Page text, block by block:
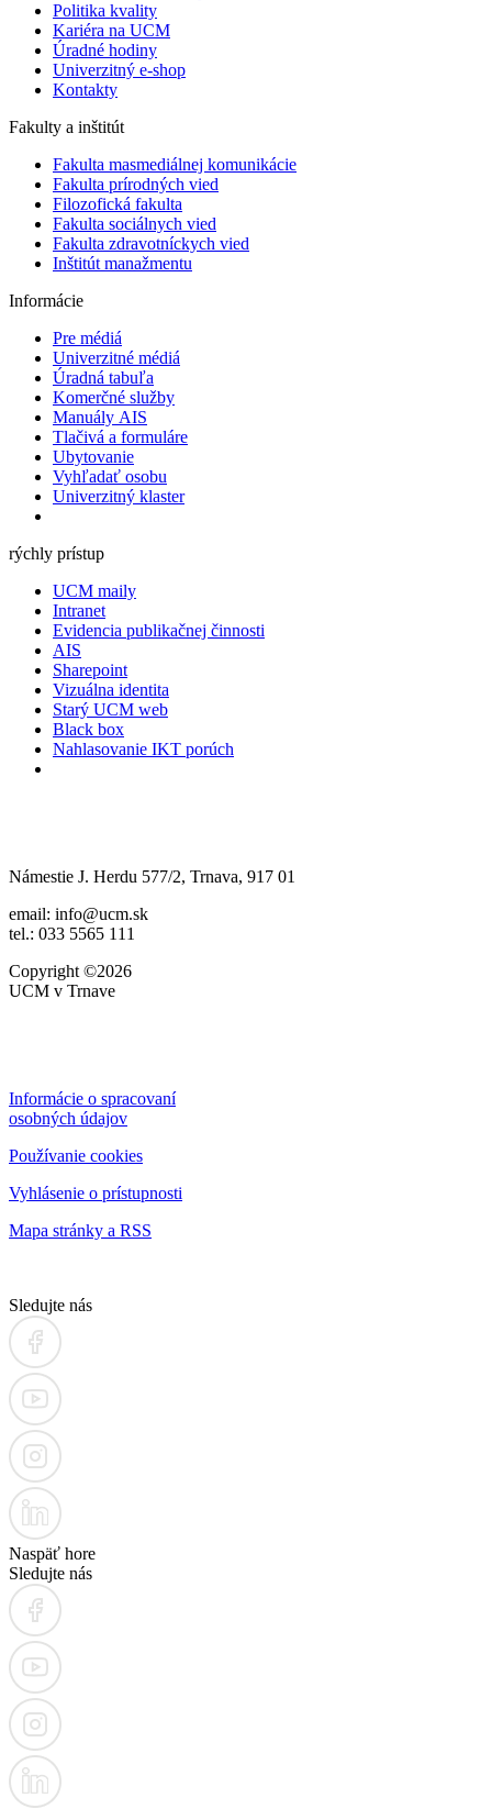
Politika kvality
Kariéra na UCM
Úradné hodiny
Univerzitný e-shop
Kontakty
Fakulty a inštitút
Fakulta masmediálnej komunikácie
Fakulta prírodných vied
Filozofická fakulta
Fakulta ​sociálnych vied
Fakulta zdravotníckych vied
Inštitút manažmentu
Informácie
Pre médiá
Univerzitné médiá
Úradná tabuľa
Komerčné služby
Manuály AIS
Tlačivá a formuláre
Ubytovanie
Vyhľadať osobu
Univerzitný klaster
rýchly prístup
UCM maily
Intranet
Evidencia publikačnej činnosti
AIS
Sharepoint
Vizuálna identita
Starý UCM web
Black box
Nahlasovanie IKT porúch
Námestie J. Herdu 577/2, Trnava, 917 01
email: info@ucm.sk
tel.: 033 5565 111
Copyright ©2026
UCM v Trnave
Informácie o spracovaní
osobných údajov
Používanie cookies
Vyhlásenie o prístupnosti
Mapa stránky a RSS
Sledujte nás
Naspäť hore
Sledujte nás